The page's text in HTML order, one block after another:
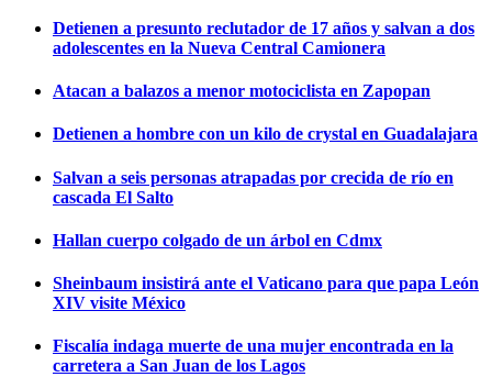
Detienen a presunto reclutador de 17 años y salvan a dos
adolescentes en la Nueva Central Camionera
Atacan a balazos a menor motociclista en Zapopan
Detienen a hombre con un kilo de crystal en Guadalajara
Salvan a seis personas atrapadas por crecida de río en
cascada El Salto
Hallan cuerpo colgado de un árbol en Cdmx
Sheinbaum insistirá ante el Vaticano para que papa León
XIV visite México
Fiscalía indaga muerte de una mujer encontrada en la
carretera a San Juan de los Lagos